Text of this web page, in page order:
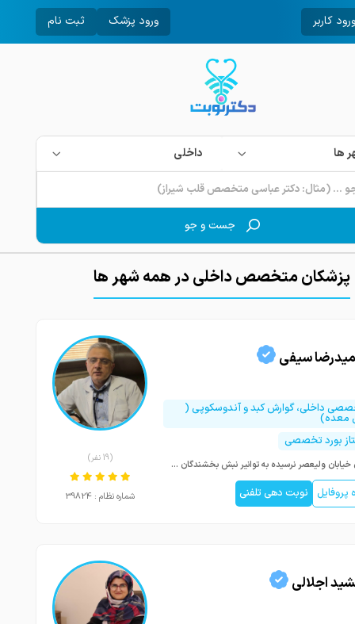
ورود کاربر ورود پزشک ثبت نام
ها داخلی
جست و جو
پزشکان متخصص داخلی در همه شهر ها
سیفی
داخلی، گوارش کبد و آندوسکوپی (
معده)
بورد تخصصی
تهران خیابان ولیعصر نرسیده به توانیر نبش بخشندگان مدیکو سنتر طبقه پنجم واحد ۵۰۱
نوبت دهی تلفنی
(19 نفر)
شماره نظام : 39824
اجلالی